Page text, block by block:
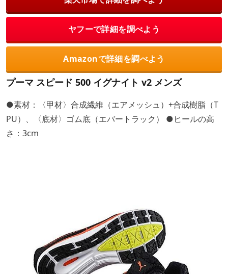
ヤフーで詳細を調べよう
Amazonで詳細を調べよう
プーマ スピード 500 イグナイト v2 メンズ
●素材：〈甲材〉合成繊維（エアメッシュ）+合成樹脂（T
PU）、〈底材〉ゴム底（エバートラック） ●ヒールの高
さ：3cm